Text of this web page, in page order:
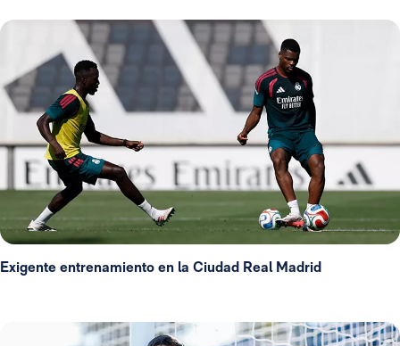
Exigente entrenamiento en la Ciudad Real Madrid